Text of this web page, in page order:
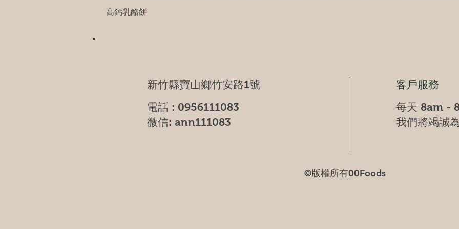
高鈣乳酪餅
新竹縣寶山鄉竹安路1號
電話 : 0956111083
微信: ann111083
客戶服務
每天 8am -
我們將竭誠
©版權所有00Foods